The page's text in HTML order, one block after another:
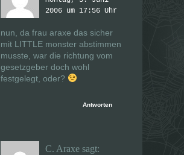
2006 um 17:56 Uhr
nun, da frau araxe das sicher
mit LITTLE monster abstimmen
musste, war die richtung vom
gesetzgeber doch wohl
festgelegt, oder?
Antworten
C. Araxe sagt: